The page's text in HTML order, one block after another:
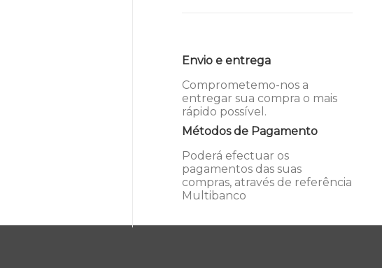
Envio e entrega
Comprometemo-nos a
entregar sua compra o mais
rápido possível.
Métodos de Pagamento
Poderá efectuar os
pagamentos das suas
compras, através de referência
Multibanco